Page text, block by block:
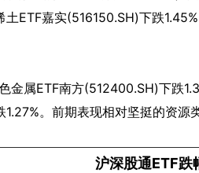
ETF嘉实(516150.SH)下跌
金属ETF南方(512400.SH)下跌
。前期表现相对坚挺的资
沪深股通ETF跌